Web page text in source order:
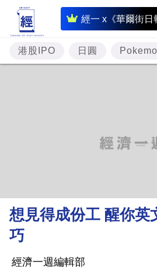
經一 x《華爾街日
即
時
財
經
理
財
業
港股IPO 日圓
想見得成份工 醒你英
巧
經濟一週編輯部